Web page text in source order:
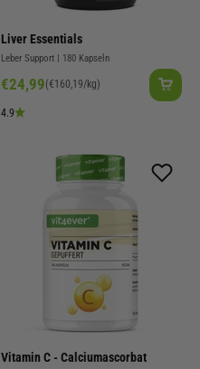
Liver Essentials
Leber Support | 180 Kapseln
Angebot
€24,99(€160,19/kg)
4.9
Vitamin C - Calciumascorbat